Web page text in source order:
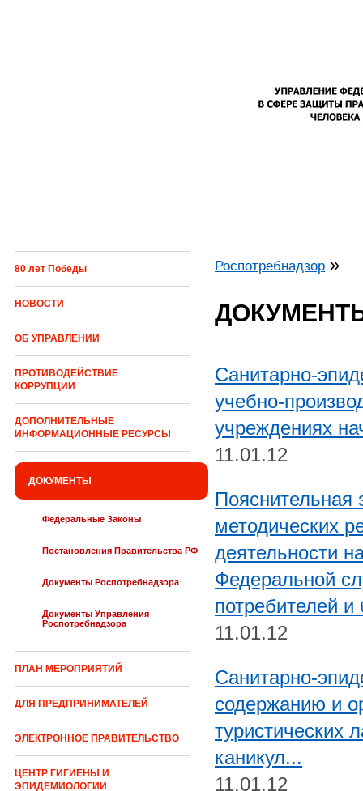
80 лет Победы
НОВОСТИ
ОБ УПРАВЛЕНИИ
ПРОТИВОДЕЙСТВИЕ
КОРРУПЦИИ
ДОПОЛНИТЕЛЬНЫЕ
ИНФОРМАЦИОННЫЕ РЕСУРСЫ
ДОКУМЕНТЫ
Федеральные Законы
Постановления Правительства РФ
Документы Роспотребнадзора
Документы Управления
Роспотребнадзора
ПЛАН МЕРОПРИЯТИЙ
ДЛЯ ПРЕДПРИНИМАТЕЛЕЙ
ЭЛЕКТРОННОЕ ПРАВИТЕЛЬСТВО
ЦЕНТР ГИГИЕНЫ И
ЭПИДЕМИОЛОГИИ
Роспотребнадзор »
Санитарно-
учебно-
учреждениях
11.01.12
Пояснительная
методических
деятельности
Федеральной
потребителей и
11.01.12
Санитарно-
содержанию и
туристических
каникул...
11.01.12